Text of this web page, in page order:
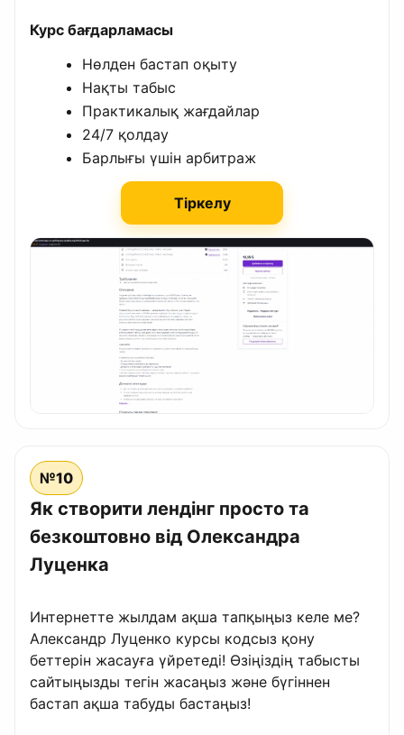
Курс бағдарламасы
Нөлден бастап оқыту
Нақты табыс
Практикалық жағдайлар
24/7 қолдау
Барлығы үшін арбитраж
Тіркелу
№10
Як створити лендінг просто та
безкоштовно від Олександра
Луценка
Интернетте жылдам ақша тапқыңыз келе ме?
Александр Луценко курсы кодсыз қону
беттерін жасауға үйретеді! Өзіңіздің табысты
сайтыңызды тегін жасаңыз және бүгіннен
бастап ақша табуды бастаңыз!